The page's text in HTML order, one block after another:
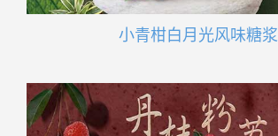
小青柑白月光风味糖浆